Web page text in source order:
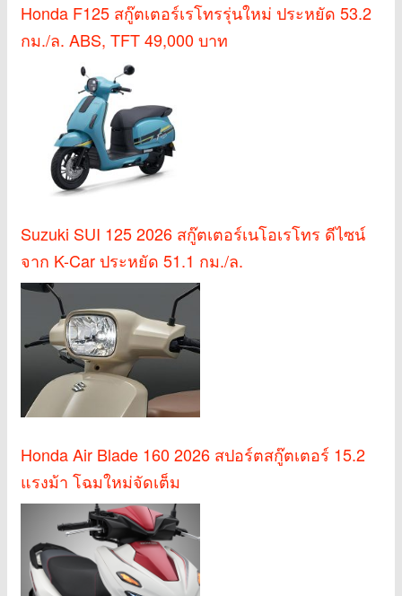
Honda F125 สกู๊ตเตอร์เรโทรรุ่นใหม่ ประหยัด 53.2
กม./ล. ABS, TFT 49,000 บาท
Suzuki SUI 125 2026 สกู๊ตเตอร์เนโอเรโทร ดีไซน์
จาก K-Car ประหยัด 51.1 กม./ล.
Honda Air Blade 160 2026 สปอร์ตสกู๊ตเตอร์ 15.2
แรงม้า โฉมใหม่จัดเต็ม